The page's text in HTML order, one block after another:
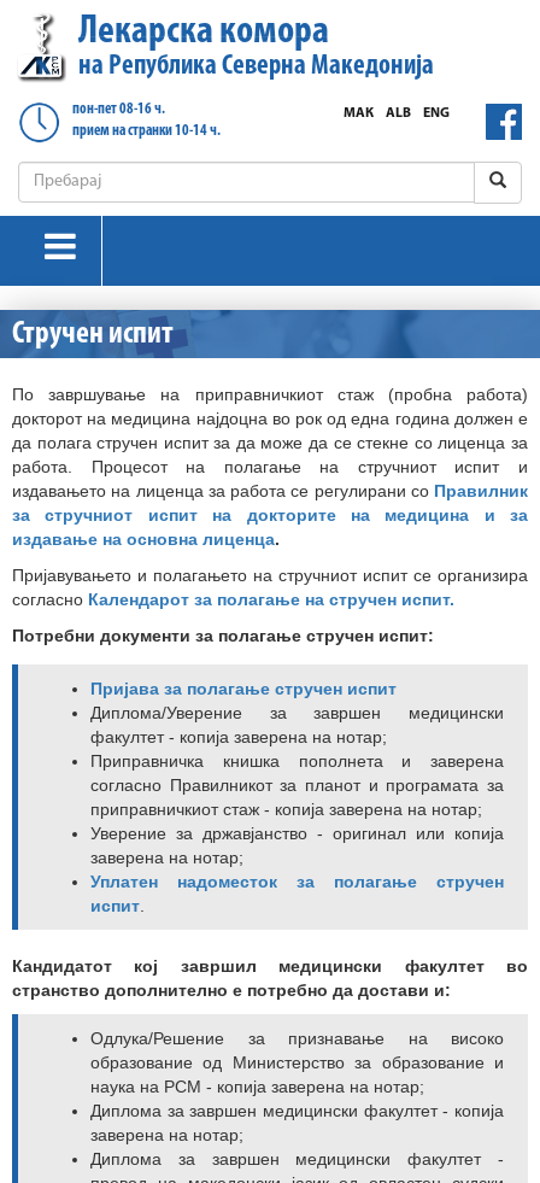
Лекарска комора
на Република Северна Македонија
пон-пет 08-16 ч.
прием на странки 10-14 ч.
ENG
ALB
МАК
Стручен испит
По завршување на приправничкиот стаж (пробна работа)
докторот на медицина најдоцна во рок од една година должен е
да полага стручен испит за да може да се стекне со лиценца за
работа. Процесот на полагање на стручниот испит и
издавањето на лиценца за работа се регулирани со Правилник
за стручниот испит на докторите на медицина и за
издавање на основна лиценца.
Пријавувањето и полагањето на стручниот испит се организира
согласно Календарот за полагање на стручен испит.
Потребни документи за полагање стручен испит:
Пријава за полагање стручен испит
Диплома/Уверение за завршен медицински
факултет - копија заверена на нотар;
Приправничка книшка пополнета и заверена
согласно Правилникот за планот и програмата за
приправничкиот стаж - копија заверена на нотар;
Уверение за државјанство - оригинал или копија
заверена на нотар;
Уплатен надоместок за полагање стручен
испит
Кандидатот кој завршил медицински факултет во
странство дополнително e потребно да достави и:
Одлука/Решение за признавање на високо
образование од Министерство за образование и
наука на РСМ - копија заверена на нотар;
Диплома за завршен медицински факултет - копија
заверена на нотар;
Диплома за завршен медицински факултет -